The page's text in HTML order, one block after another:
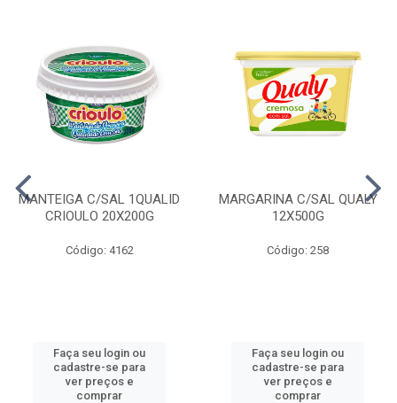
MANTEIGA C/SAL 1QUALID
CRIOULO 20X200G
Código: 4162
Faça seu login ou
cadastre-se para
ver preços e
comprar
MARGARINA C/SAL QUALY
12X500G
Código: 258
Faça seu login ou
cadastre-se para
ver preços e
comprar